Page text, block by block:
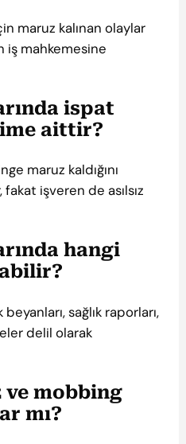
maruz kalınan olaylar
iş mahkemesine
ispat
aittir?
maruz kaldığını
işveren de asılsız
hangi
sağlık raporları,
delil olarak
mobbing
mı?